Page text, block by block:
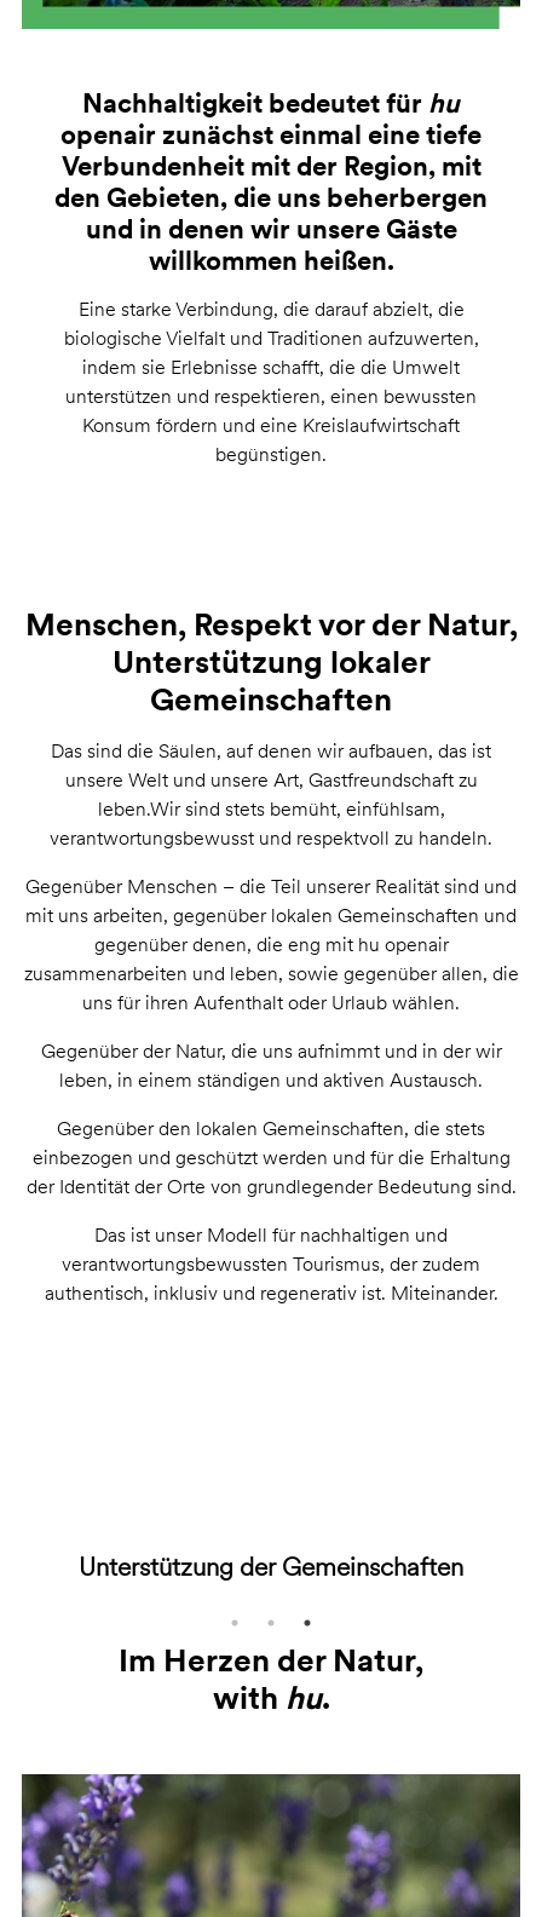
Nachhaltigkeit bedeutet für hu
openair zunächst einmal eine tiefe
Verbundenheit mit der Region, mit
den Gebieten, die uns beherbergen
und in denen wir unsere Gäste
willkommen heißen.
Eine starke Verbindung, die darauf abzielt, die
biologische Vielfalt und Traditionen aufzuwerten,
indem sie Erlebnisse schafft, die die Umwelt
unterstützen und respektieren, einen bewussten
Konsum fördern und eine Kreislaufwirtschaft
begünstigen.
Menschen, Respekt vor der Natur,
Unterstützung lokaler
Gemeinschaften
Das sind die Säulen, auf denen wir aufbauen, das ist
unsere Welt und unsere Art, Gastfreundschaft zu
leben.Wir sind stets bemüht, einfühlsam,
verantwortungsbewusst und respektvoll zu handeln.
Gegenüber Menschen – die Teil unserer Realität sind und
mit uns arbeiten, gegenüber lokalen Gemeinschaften und
gegenüber denen, die eng mit hu openair
zusammenarbeiten und leben, sowie gegenüber allen, die
uns für ihren Aufenthalt oder Urlaub wählen.
Gegenüber der Natur, die uns aufnimmt und in der wir
leben, in einem ständigen und aktiven Austausch.
Gegenüber den lokalen Gemeinschaften, die stets
einbezogen und geschützt werden und für die Erhaltung
der Identität der Orte von grundlegender Bedeutung sind.
Das ist unser Modell für nachhaltigen und
verantwortungsbewussten Tourismus, der zudem
authentisch, inklusiv und regenerativ ist. Miteinander.
Menschen
Im Herzen der Natur,
with hu.